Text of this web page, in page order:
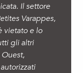
Il settore
Varappes,
vietato e lo
gli altri